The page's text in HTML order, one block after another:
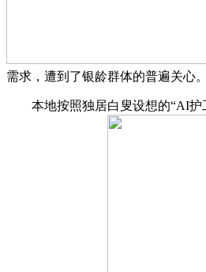
需求，遭到了银龄群体的普遍关心
本地按照独居白叟设想的“AI护工